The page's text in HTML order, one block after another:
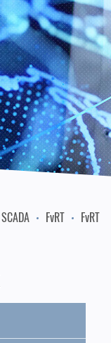
SCADA FvRT FvRT